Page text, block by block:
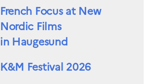
French Focus at New
Nordic Films
in Haugesund
K&M Festival 2026